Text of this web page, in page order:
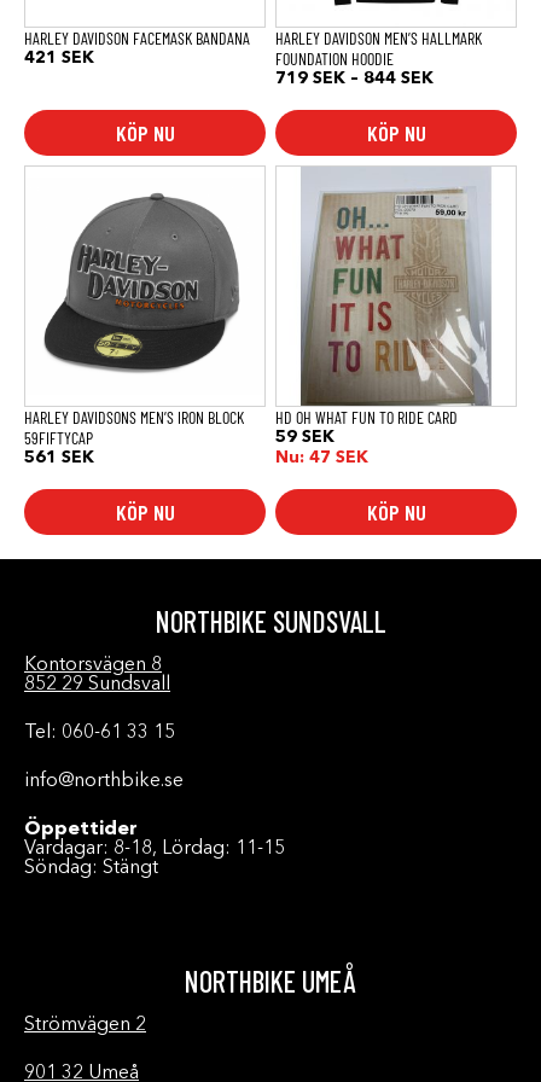
HARLEY DAVIDSON FACEMASK BANDANA
421 SEK
KÖP NU
HARLEY DAVIDSON MEN’S HALLMARK
FOUNDATION HOODIE
719 SEK – 844 SEKPrisintervall:
KÖP NU
produktsidan
HARLEY DAVIDSONS MEN’S IRON BLOCK
59FIFTYCAP
561 SEK
KÖP NU
HD OH WHAT FUN TO RIDE CARD
59 SEK
Nu: 47 SEK
KÖP NU
NORTHBIKE SUNDSVALL
Kontorsvägen 8
852 29 Sundsvall
Tel: 060-61 33 15
info@northbike.se
Öppettider
Vardagar: 8-18, Lördag: 11-15
Söndag: Stängt
NORTHBIKE UMEÅ
Strömvägen 2
901 32 Umeå